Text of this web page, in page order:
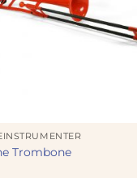
Trombone